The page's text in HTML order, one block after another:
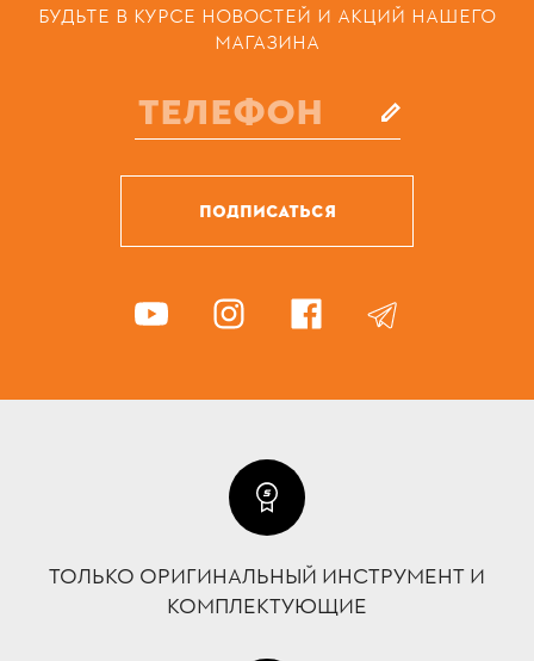
БУДЬТЕ В КУРСЕ НОВОСТЕЙ И АКЦИЙ НАШЕГО
МАГАЗИНА
ПОДПИСАТЬСЯ
ТОЛЬКО ОРИГИНАЛЬНЫЙ ИНСТРУМЕНТ И
КОМПЛЕКТУЮЩИЕ